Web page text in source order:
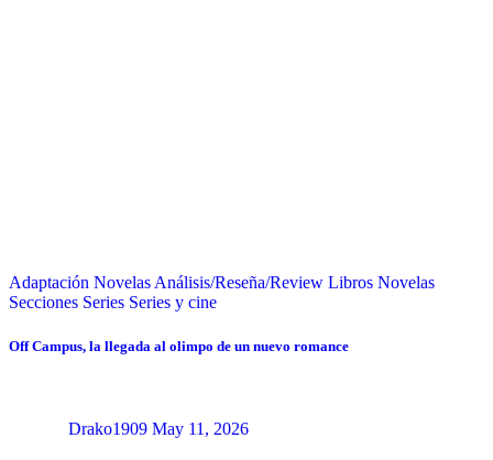
Adaptación Novelas Análisis/Reseña/Review Libros Novelas
Secciones Series Series y cine
Off Campus, la llegada al olimpo de un nuevo romance
Drako1909 May 11, 2026